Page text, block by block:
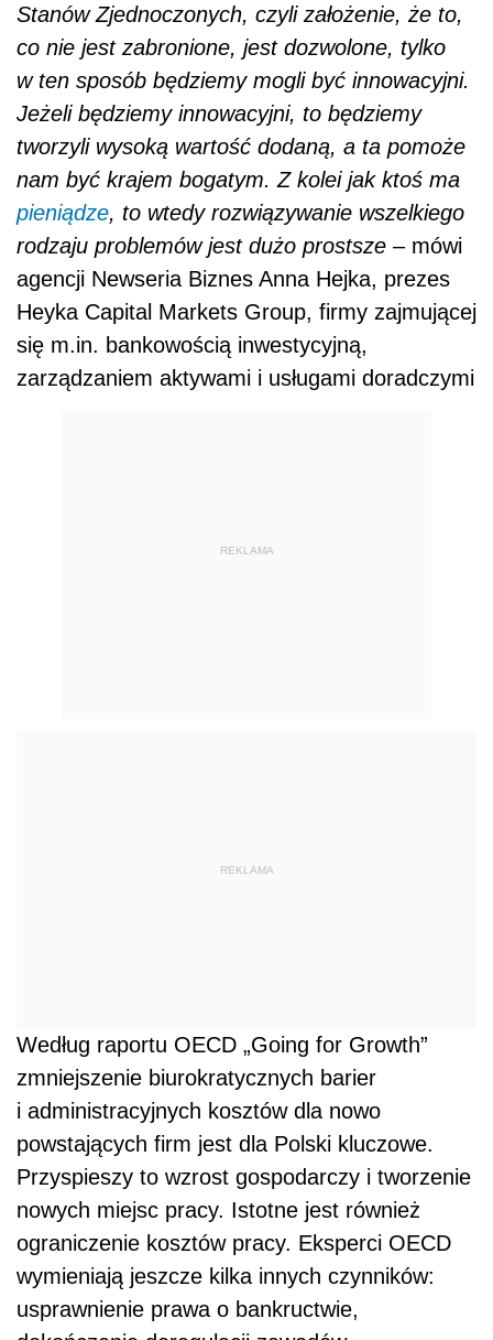
Stanów Zjednoczonych, czyli założenie, że to,
co nie jest zabronione, jest dozwolone, tylko
w ten sposób będziemy mogli być innowacyjni.
Jeżeli będziemy innowacyjni, to będziemy
tworzyli wysoką wartość dodaną, a ta pomoże
nam być krajem bogatym. Z kolei jak ktoś ma
pieniądze, to wtedy rozwiązywanie wszelkiego
rodzaju problemów jest dużo prostsze – mówi
agencji Newseria Biznes Anna Hejka, prezes
Heyka Capital Markets Group, firmy zajmującej
się m.in. bankowością inwestycyjną,
zarządzaniem aktywami i usługami doradczymi
REKLAMA
REKLAMA
Według raportu OECD „Going for Growth”
zmniejszenie biurokratycznych barier
i administracyjnych kosztów dla nowo
powstających firm jest dla Polski kluczowe.
Przyspieszy to wzrost gospodarczy i tworzenie
nowych miejsc pracy. Istotne jest również
ograniczenie kosztów pracy. Eksperci OECD
wymieniają jeszcze kilka innych czynników:
usprawnienie prawa o bankructwie,